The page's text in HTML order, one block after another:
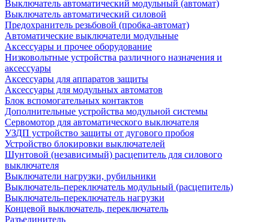
Выключатель автоматический модульный (автомат)
Выключатель автоматический силовой
Предохранитель резьбовой (пробка-автомат)
Автоматические выключатели модульные
Аксессуары и прочее оборудование
Низковольтные устройства различного назначения и
аксессуары
Аксессуары для аппаратов защиты
Аксессуары для модульных автоматов
Блок вспомогательных контактов
Дополнительные устройства модульной системы
Сервомотор для автоматического выключателя
УЗДП устройство защиты от дугового пробоя
Устройство блокировки выключателей
Шунтовой (независимый) расцепитель для силового
выключателя
Выключатели нагрузки, рубильники
Выключатель-переключатель модульный (расцепитель)
Выключатель-переключатель нагрузки
Концевой выключатель, переключатель
Разъединитель